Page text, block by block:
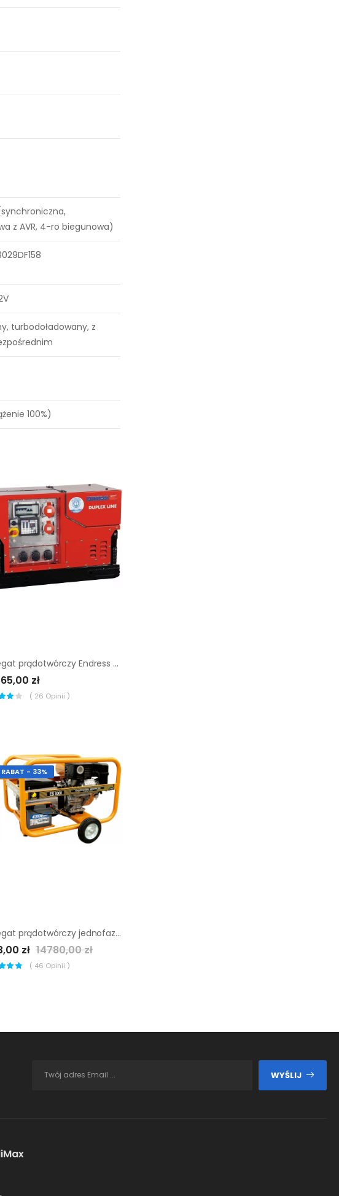
z AVR, 4-ro biegunowa)
turbodoładowany, z
100%)
Agregat prądotwórczy Endress ese 908 DBG ES duplex silent
zł
( 26 Opinii )
RABAT - 33%
Agregat prądotwórczy jednofazowy Benza ES-8000
zł 14780,00 zł
( 46 Opinii )
WYŚLIJ